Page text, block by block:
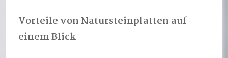
Vorteile von Natursteinplatten auf
einem Blick